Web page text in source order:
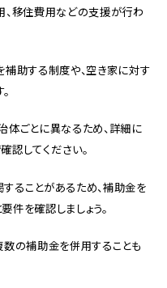
、移住費用などの支援が行わ
助する制度や、空き家に対す
体ごとに異なるため、詳細に
してください。
ることがあるため、補助金を
を確認しましょう。
数の補助金を併用することも